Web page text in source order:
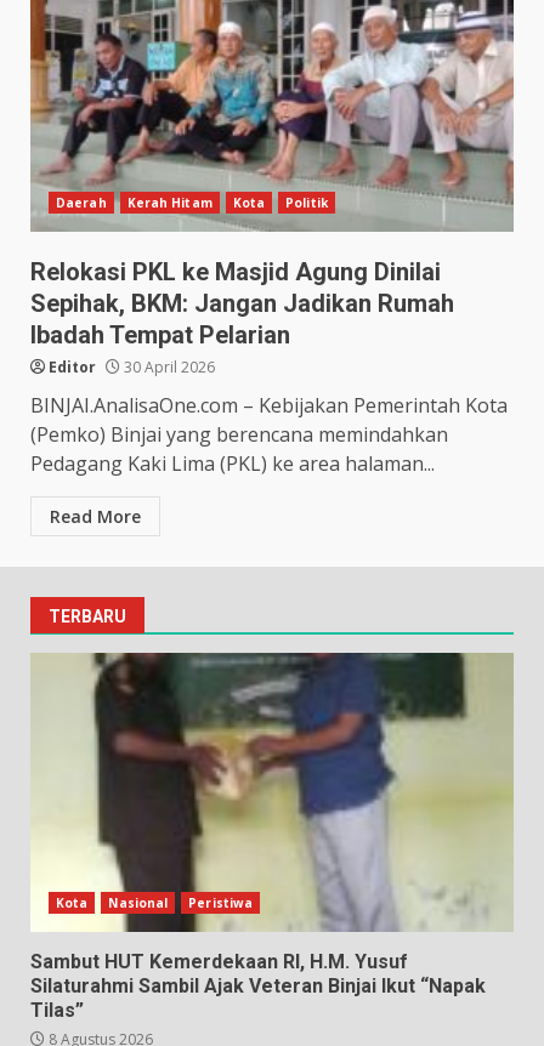
Daerah Kerah Hitam Kota Politik
Relokasi PKL ke Masjid Agung Dinilai
Sepihak, BKM: Jangan Jadikan Rumah
Ibadah Tempat Pelarian
Editor 30 April 2026
BINJAI.AnalisaOne.com – Kebijakan Pemerintah Kota
(Pemko) Binjai yang berencana memindahkan
Pedagang Kaki Lima (PKL) ke area halaman...
Read More
TERBARU
Kota Nasional Peristiwa
Sambut HUT Kemerdekaan RI, H.M. Yusuf
Silaturahmi Sambil Ajak Veteran Binjai Ikut “Napak
Tilas”
8 Agustus 2026